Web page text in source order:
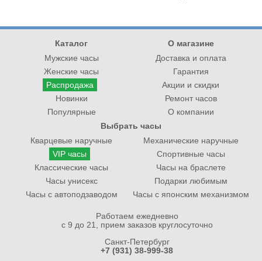
Выбрать часы
Работаем ежедневно
с 9 до 21, прием заказов круглосуточно
Санкт-Петербург
+7 (931) 38-999-38
Каталог О магазине
Кварцевые наручные
VIP часы
Классические часы
Часы унисекс
Часы с автоподзаводом
Доставка и оплата
Гарантия
Акции и скидки
Ремонт часов
О компании
Мужские часы
Женские часы
Распродажа
Новинки
Популярные
Механические наручные
Спортивные часы
Часы на браслете
Подарки любимым
Часы с японским механизмом